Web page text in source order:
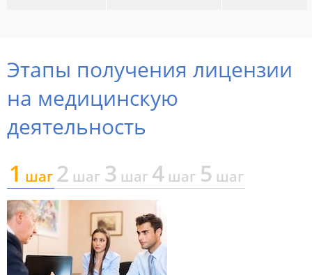
Этапы получения лицензии
на медицинскую
деятельность
1 шаг 2 шаг 3 шаг 4 шаг 5 шаг